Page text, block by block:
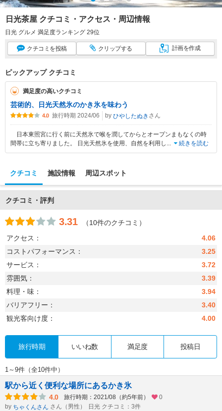
日光茶屋 クチコミ・アクセス・周辺情報
日光 グルメ 満足度ランキング 29位
クチコミ を投稿 クリップする 計画を作成
ピックアップ クチコミ
満足度の高いクチコミ
芸術的、日光天然氷のかき氷を味わう
4.0 旅行時期 2024/06 by ひやしたぬき さん
日本東照宮に行く前に天然氷で喉を潤してからとオープンまもなくの時
間帯に立ち寄りました。 日光天然氷を使用、自然を利用し ... 続きを読む
クチコミ 施設情報 周辺スポット
クチコミ・評判
3.31
（10件のクチコミ）
アクセス：
4.06
コストパフォーマンス：
3.25
サービス：
3.72
雰囲気：
3.39
料理・味：
3.94
バリアフリー：
3.40
観光客向け度：
4.00
旅行時期 いいね数 満足度 投稿日
1～9件（全10件中）
駅から近く便利な場所にあるかき氷
4.0 旅行時期：2021/08（約5年前）
0
by ちゃくんさん さん（男性） 日光 クチコミ：3件